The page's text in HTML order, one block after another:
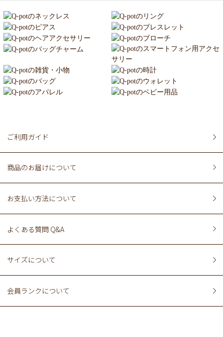
ご利用ガイド
商品のお届けについて
お支払い方法について
よくある質問 Q&A
サイズについて
会員ランクについて